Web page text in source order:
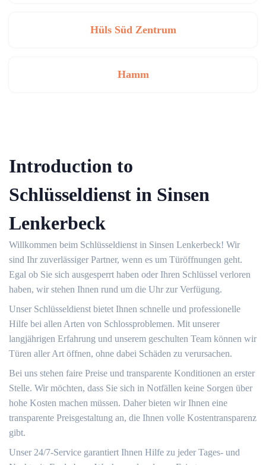
Hüls Süd Zentrum
Hamm
Introduction to
Schlüsseldienst in Sinsen
Lenkerbeck
Willkommen beim Schlüsseldienst in Sinsen Lenkerbeck!​ Wir
sind Ihr zuverlässiger Partner, wenn es um Türöffnungen geht.​
Egal ob Sie sich ausgesperrt haben oder Ihren Schlüssel verloren
haben, wir stehen Ihnen rund um die Uhr zur Verfügung.​
Unser Schlüsseldienst bietet Ihnen schnelle und professionelle
Hilfe bei allen Arten von Schlossproblemen.​ Mit unserer
langjährigen Erfahrung und unserem geschulten Team können wir
Türen aller Art öffnen, ohne dabei Schäden zu verursachen.​
Bei uns stehen faire Preise und transparente Konditionen an erster
Stelle.​ Wir möchten, dass Sie sich in Notfällen keine Sorgen über
hohe Kosten machen müssen.​ Daher bieten wir Ihnen eine
transparente Preisgestaltung an, die Ihnen volle Kostentransparenz
gibt.​
Unser 24/7-Service garantiert Ihnen Hilfe zu jeder Tages- und